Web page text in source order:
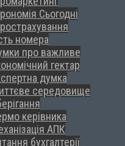
Сьогодні
номера
про важливе
гектар
думка
середовище
керівника
АПК
бухгалтерії